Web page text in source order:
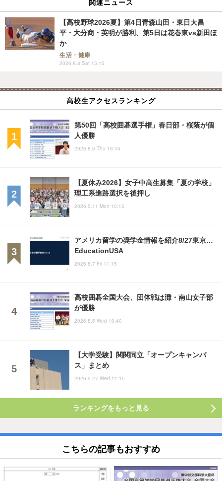
関連ニュース
【高校野球2026夏】第4日青森山田・東日大昌
平・大分商・英明が勝利、第5日は花巻東vs新田ほ
か
生活・健康
2026.8.8 Sat 15:15
高校生アクセスランキング
第50回「高校囲碁選手権」春日部・桜蔭が個
人優勝
2026.8.6 Thu 16:45
【夏休み2026】女子中高生募集「夏の学校」
理工系進路選択を後押し
2026.5.11 Mon 10:15
アメリカ留学の奨学金情報を紹介8/27東京…
EducationUSA
2026.8.7 Fri 11:15
高校囲碁全国大会、団体戦は灘・南山女子部
が優勝
2026.8.5 Wed 10:40
【大学受験】関関同立「オープンキャンパ
ス」まとめ
2026.5.27 Wed 11:15
ランキングをもっと見る
こちらの記事もおすすめ